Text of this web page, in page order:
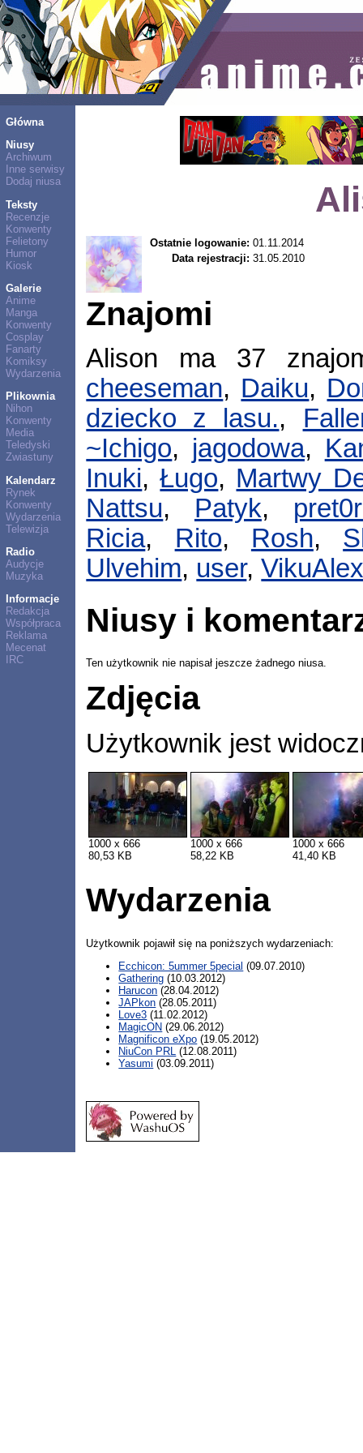
Główna
Niusy
Archiwum
Inne serwisy
Dodaj niusa
Teksty
Recenzje
Konwenty
Felietony
Humor
Kiosk
Galerie
Anime
Manga
Konwenty
Cosplay
Fanarty
Komiksy
Wydarzenia
Plikownia
Nihon
Konwenty
Media
Teledyski
Zwiastuny
Kalendarz
Rynek
Konwenty
Wydarzenia
Telewizja
Radio
Audycje
Muzyka
Informacje
Redakcja
Współpraca
Reklama
Mecenat
IRC
Ostatnie logowanie: 01.11.2014
Data rejestracji: 31.05.2010
Znajomi
Alison ma 37
cheeseman, Daiku,
dziecko z lasu.,
~Ichigo, jagodowa,
Inuki,Ługo, Martwy
Nattsu, Patyk,
Ricia, Rito, Rosh,
Ulvehim, user,
Niusy i
Ten użytkownik nie napisał jeszcze żadnego niusa.
Zdjęcia
Użytkownik jest
1000 x 666
80,53 KB
1000 x 666
58,22 KB
1000 x 666
41,40 KB
Wydarzenia
Użytkownik pojawił się na poniższych wydarzeniach:
Ecchicon: 5ummer 5pecial (09.07.2010)
Gathering (10.03.2012)
Harucon (28.04.2012)
JAPkon (28.05.2011)
Love3 (11.02.2012)
MagicON (29.06.2012)
Magnificon eXpo (19.05.2012)
NiuCon PRL
(12.08.2011)
Yasumi (03.09.2011)